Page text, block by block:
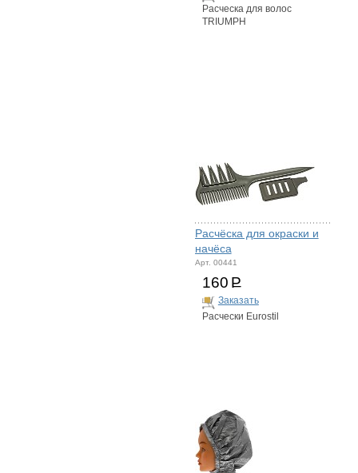
Расческа для волос
TRIUMPH
Расчёска для окраски и
начёса
Арт. 00441
160 Р
Заказать
Расчески Eurostil